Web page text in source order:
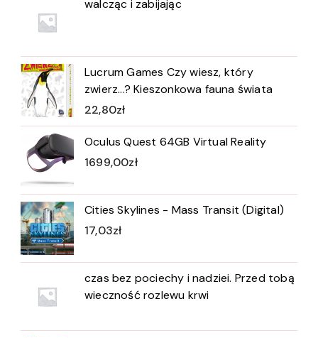
walcząc i zabijając
Lucrum Games Czy wiesz, który
zwierz...? Kieszonkowa fauna świata
22,80zł
Oculus Quest 64GB Virtual Reality
1699,00zł
Cities Skylines - Mass Transit (Digital)
17,03zł
czas bez pociechy i nadziei. Przed tobą
wieczność rozlewu krwi